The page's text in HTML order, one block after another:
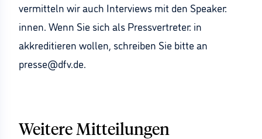
vermitteln wir auch Interviews mit den Speaker:
innen. Wenn Sie sich als Pressvertreter: in
akkreditieren wollen, schreiben Sie bitte an
presse@dfv.de.
Weitere Mitteilungen